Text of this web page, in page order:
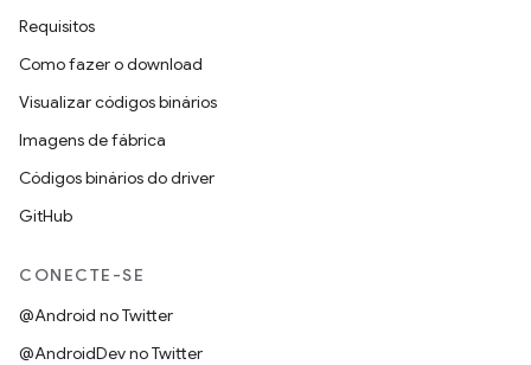
Requisitos
Como fazer o download
Visualizar códigos binários
Imagens de fábrica
Códigos binários do driver
GitHub
CONECTE-SE
@Android no Twitter
@AndroidDev no Twitter